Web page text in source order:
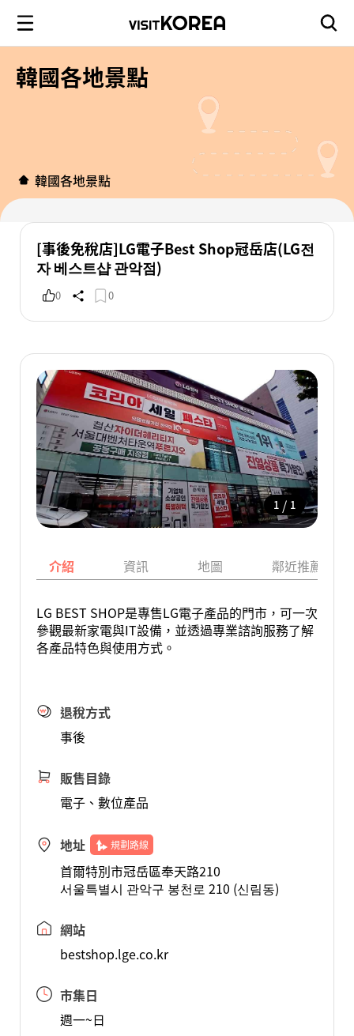
韓國各地景點
韓國各地景點
[事後免稅店]LG電子Best Shop冠岳店(LG전
자 베스트샵 관악점)
0 0
1 / 1
介紹 資訊 地圖 鄰近推薦景點
LG BEST SHOP是專售LG電子產品的門市，可一次
參觀最新家電與IT設備，並透過專業諮詢服務了解
各產品特色與使用方式。
退稅方式
事後
販售目錄
電子、數位產品
地址 規劃路線
首爾特別市冠岳區奉天路210
서울특별시 관악구 봉천로 210 (신림동)
網站
bestshop.lge.co.kr
市集日
週一~日